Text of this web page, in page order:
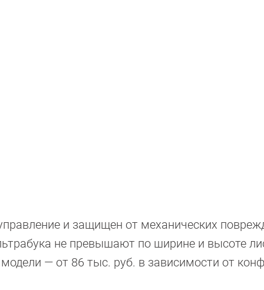
и защищен от механических
не превышают по ширине и высоте
— от 86 тыс. руб. в зависимости от